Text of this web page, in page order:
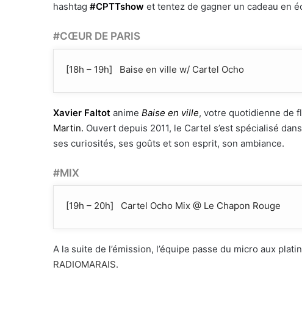
hashtag #CPTTshow et tentez de gagner un cadeau en
#CŒUR DE PARIS
[18h – 19h] Baise en ville w/ Cartel Ocho
Xavier Faltot anime Baise en ville, votre quotidienne de
Martin. Ouvert depuis 2011, le Cartel s’est spécialisé
ses curiosités, ses goûts et son esprit, son ambiance.
#MIX
[19h – 20h] Cartel Ocho Mix @ Le Chapon Rouge
A la suite de l’émission, l’équipe passe du micro aux
RADIOMARAIS.